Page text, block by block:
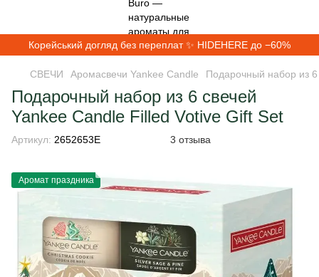
Корейський догляд без переплат ✨ HIDEHERE до −60%
СВЕЧИ Аромасвечи Yankee Candle Подарочный набор из
Подарочный набор из 6 свечей
Yankee Candle Filled Votive Gift Set
Артикул: 2652653E 3 отзыва
Аромат праздника